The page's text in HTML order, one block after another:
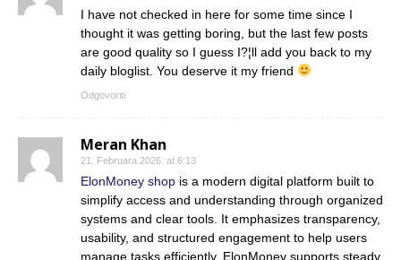
I have not checked in here for some time since I
thought it was getting boring, but the last few posts
are good quality so I guess I?¦ll add you back to my
daily bloglist. You deserve it my friend
Odgovoriti
Meran Khan
21. Februara 2026. at 6:13
ElonMoney shop is a modern digital platform built to
simplify access and understanding through organized
systems and clear tools. It emphasizes transparency,
usability, and structured engagement to help users
manage tasks efficiently. ElonMoney supports steady